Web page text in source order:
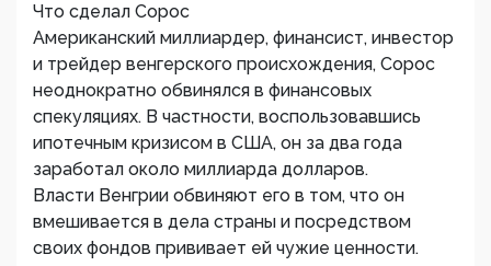
Что сделал Сорос
Американский миллиардер, финансист, инвестор
и трейдер венгерского происхождения, Сорос
неоднократно обвинялся в финансовых
спекуляциях. В частности, воспользовавшись
ипотечным кризисом в США, он за два года
заработал около миллиарда долларов.
Власти Венгрии обвиняют его в том, что он
вмешивается в дела страны и посредством
своих фондов прививает ей чужие ценности.